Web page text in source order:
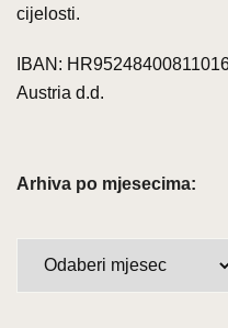
cijelosti.
IBAN:
Austria d.d.
Arhiva po mjesecima: